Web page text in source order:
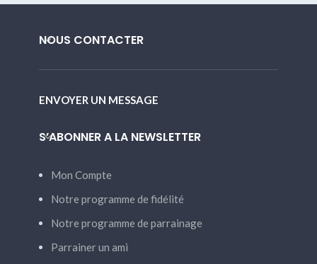
NOUS CONTACTER
ENVOYER UN MESSAGE
S’ABONNER A LA NEWSLETTER
Mon Compte
Notre programme de fidélité
Notre programme de parrainage
Parrainer un ami